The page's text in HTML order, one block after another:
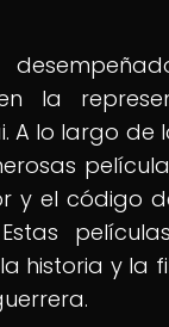
la
A lo largo de
y el código
historia y la